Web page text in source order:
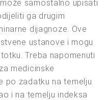
samostalno upisati
ga drugim
dijagnoze. Ove
ustanove i mogu
Treba napomenuti
medicinske
po zadatku na temelju
i na temelju indeksa